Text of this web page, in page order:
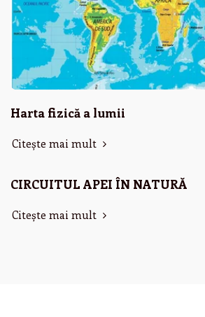
Harta fizică a lumii
Citește mai mult
CIRCUITUL APEI ÎN NATURĂ
Citește mai mult